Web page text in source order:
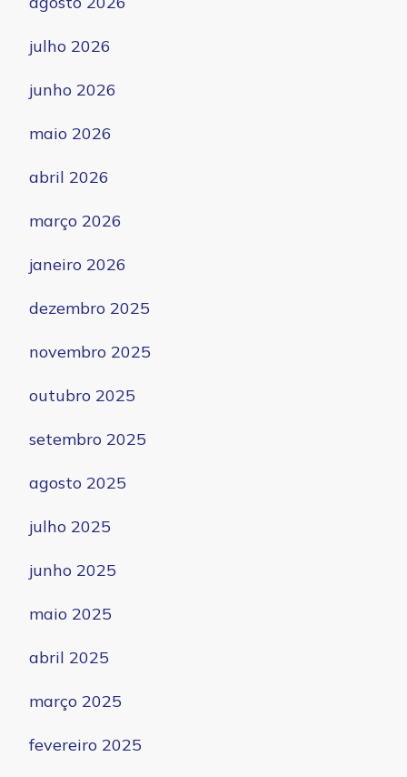
julho 2026
junho 2026
maio 2026
abril 2026
março 2026
janeiro 2026
dezembro 2025
novembro 2025
outubro 2025
setembro 2025
agosto 2025
julho 2025
junho 2025
maio 2025
abril 2025
março 2025
fevereiro 2025